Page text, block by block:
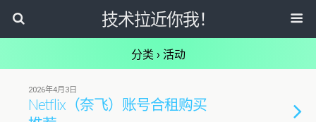
技术拉近你我！
分类 › 活动
2026年4月3日
Netflix（奈飞）账号合租购买